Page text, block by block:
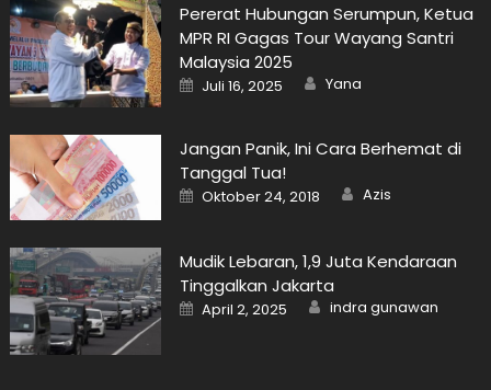
Pererat Hubungan Serumpun, Ketua
MPR RI Gagas Tour Wayang Santri
Malaysia 2025
Posted
on
Juli 16, 2025 Author
Yana
Jangan Panik, Ini Cara Berhemat di
Tanggal Tua!
Posted
on
Oktober 24, 2018 Author
Azis
Mudik Lebaran, 1,9 Juta Kendaraan
Tinggalkan Jakarta
Posted
on
April 2, 2025 Author
indra gunawan